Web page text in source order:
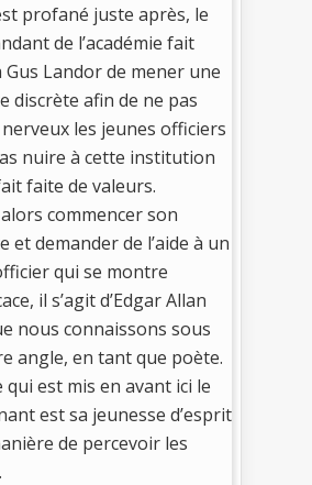
profané juste après, le
de l’académie fait
Gus Landor de mener une
discrète afin de ne pas
les jeunes officiers
nuire à cette institution
faite de valeurs.
commencer son
et demander de l’aide à un
qui se montre
il s’agit d’Edgar Allan
nous connaissons sous
angle, en tant que poète.
qui est mis en avant ici le
est sa jeunesse d’esprit
de percevoir les